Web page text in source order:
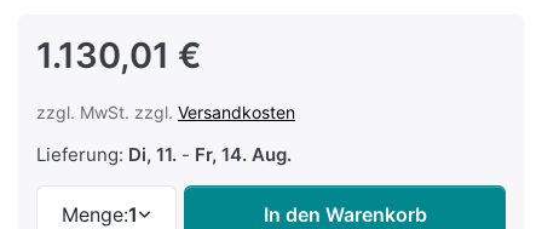
1.130,01 €
zzgl. MwSt. zzgl. Versandkosten
Lieferung: Di, 11. - Fr, 14. Aug.
Menge:1 In den Warenkorb